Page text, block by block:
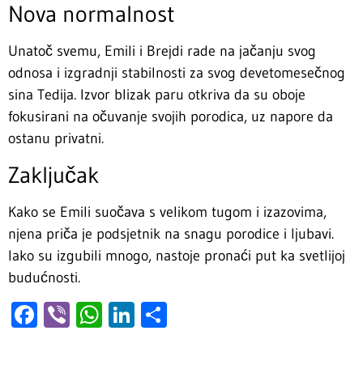
Nova normalnost
Unatoč svemu, Emili i Brejdi rade na jačanju svog
odnosa i izgradnji stabilnosti za svog devetomesečnog
sina Tedija. Izvor blizak paru otkriva da su oboje
fokusirani na očuvanje svojih porodica, uz napore da
ostanu privatni.
Zaključak
Kako se Emili suočava s velikom tugom i izazovima,
njena priča je podsjetnik na snagu porodice i ljubavi.
Iako su izgubili mnogo, nastoje pronaći put ka svetlijoj
budućnosti.
Facebook
ViberWhatsApp
LinkedIn